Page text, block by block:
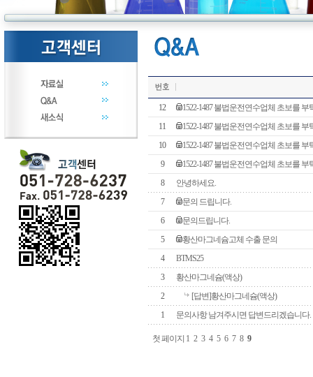
12
1522-1487 불법운전연수업체 초보를
11
1522-1487 불법운전연수업체 초보를
10
1522-1487 불법운전연수업체 초보를
9
1522-1487 불법운전연수업체 초보를
8
안녕하세요.
7
문의 드립니다.
6
문의드립니다.
5
황산마그네슘고체 수출 문의
4
BTMS25
3
황산마그네슘(액상)
2
[답변]황산마그네슘(액상)
1
문의사항 남겨주시면 답변드리겠습니다.
첫 페이지 1 2 3 4 5 6 7 8 9